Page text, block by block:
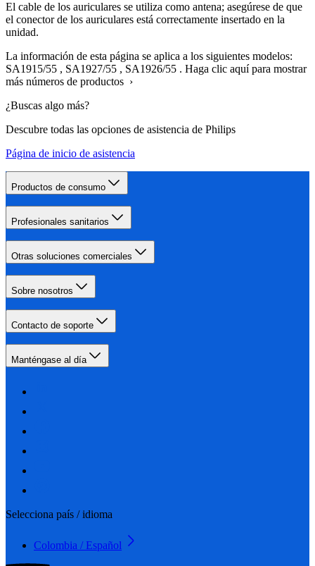
El cable de los auriculares se utiliza como antena; asegúrese de que
el conector de los auriculares está correctamente insertado en la
unidad.
La información de esta página se aplica a los siguientes modelos:
SA1915/55 , SA1927/55 , SA1926/55 . Haga clic aquí para mostrar
más números de productos ›
¿Buscas algo más?
Descubre todas las opciones de asistencia de Philips
Página de inicio de asistencia
Productos de consumo
Profesionales sanitarios
Otras soluciones comerciales
Sobre nosotros
Contacto de soporte
Manténgase al día
Selecciona país / idioma
Colombia / Español